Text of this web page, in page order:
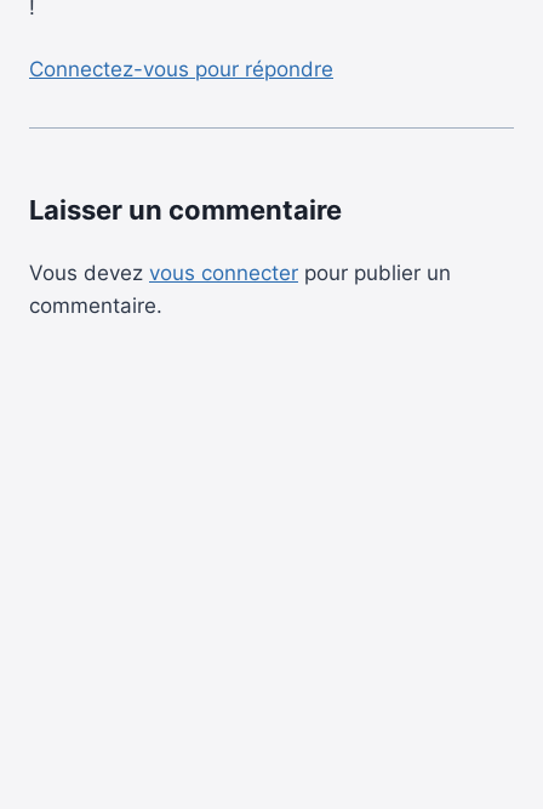
!
Connectez-vous pour répondre
Laisser un commentaire
Vous devez vous connecter pour publier un
commentaire.